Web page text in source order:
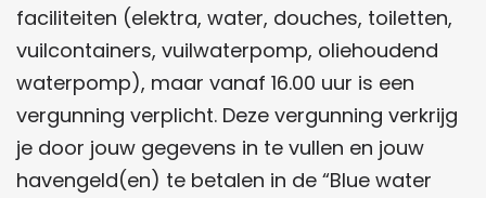
faciliteiten (elektra, water, douches, toiletten,
vuilcontainers, vuilwaterpomp, oliehoudend
waterpomp), maar vanaf 16.00 uur is een
vergunning verplicht. Deze vergunning verkrijg
je door jouw gegevens in te vullen en jouw
havengeld(en) te betalen in de “Blue water